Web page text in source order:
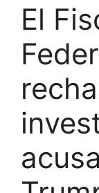
El